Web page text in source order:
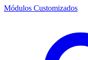
Módulos Customizados